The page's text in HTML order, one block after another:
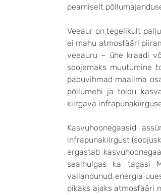
peamiselt
Veeaur on tegelikult
ei mahu atmosfääri
veeauru – ühe kraadi
soojemaks muutumine
paduvihmad maailma
põllumehi ja toidu
kiirgava
Kasvuhoonegaasid
infrapunakiirgust
ergastab
sealhulgas ka tagasi
vallandunud energia
pikaks ajaks atmosfääri